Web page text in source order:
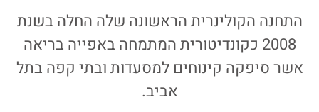
התחנה הקולינרית הראשונה שלה החלה בשנת
2008 כקונדיטורית המתמחה באפייה בריאה
אשר סיפקה קינוחים למסעדות ובתי קפה בתל
אביב.